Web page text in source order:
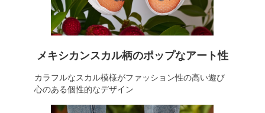
メキシカンスカル柄のポップなアート性
カラフルなスカル模様がファッション性の高い遊び
心のある個性的なデザイン